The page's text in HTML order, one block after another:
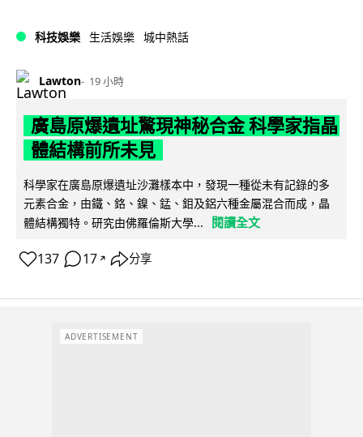
科技娛樂 生活娛樂 城中熱話
Lawton 19 小時
廣島原爆遺址驚現神秘合金 科學家指晶
體結構前所未見
科學家在廣島原爆遺址沙灘樣本中，發現一種從未有記錄的多
元素合金，由鐵、鉻、鎳、錳、鉬及鋁六種金屬混合而成，晶
體結構獨特。研究由佛羅倫斯大學...
閱讀全文
137 17 ↗ 分享
ADVERTISEMENT